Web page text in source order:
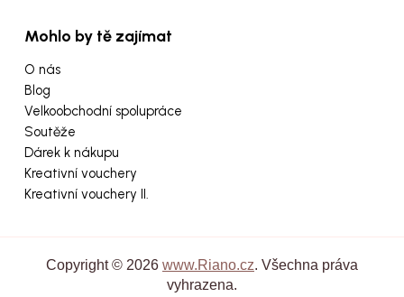
Mohlo by tě zajímat
O nás
Blog
Velkoobchodní spolupráce
Soutěže
Dárek k nákupu
Kreativní vouchery
Kreativní vouchery II.
Copyright © 2026 www.Riano.cz. Všechna práva
vyhrazena.